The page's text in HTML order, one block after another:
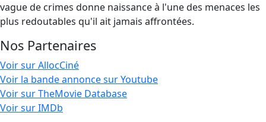
vague de crimes donne naissance à l'une des menaces les
plus redoutables qu'il ait jamais affrontées.
Nos Partenaires
Voir sur AllocCiné
Voir la bande annonce sur Youtube
Voir sur TheMovie Database
Voir sur IMDb